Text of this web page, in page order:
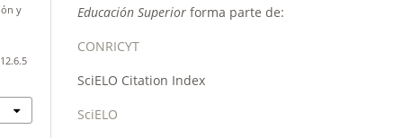
y
Educación Superior forma parte de:
CONRICYT
SciELO Citation Index
SciELO